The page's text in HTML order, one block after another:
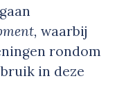
waarbij
rondom
in deze